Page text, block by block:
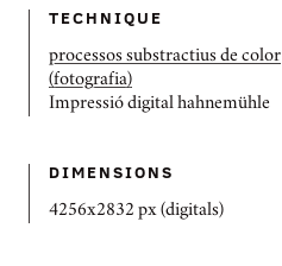
TECHNIQUE
processos substractius de color
(fotografia)
Impressió digital hahnemühle
DIMENSIONS
4256x2832 px (digitals)